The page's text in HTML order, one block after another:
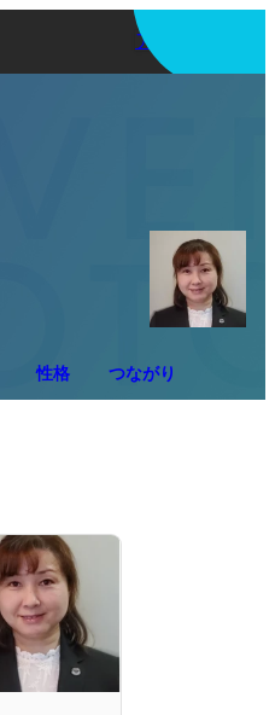
アプリを使う
性格 つながり